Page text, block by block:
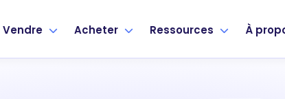
Vendre Acheter Ressources À